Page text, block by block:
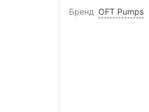
Бренд OFT Pumps